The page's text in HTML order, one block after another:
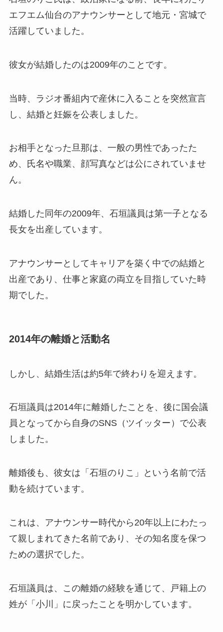
エフエム仙台のアナウンサーとして地元・宮城で
活躍していました。
彼女が結婚したのは2009年のことです。
当時、ラジオ番組内で産休に入ることを突然宣言
し、結婚と妊娠を公表しました。
お相手となった旦那は、一般の男性であったた
め、氏名や職業、顔写真などは公にされていませ
ん。
結婚した同年の2009年、石垣議員は第一子となる
長女を出産しています。
アナウンサーとしてキャリアを築く中での結婚と
出産であり、仕事と家庭の両立を目指していた時
期でした。
2014年の離婚と活動名
しかし、結婚生活は約5年で終わりを迎えます。
石垣議員は2014年に離婚したことを、後に国会議
員となってから自身のSNS（ツイッター）で公表
しました。
離婚後も、彼女は「石垣のりこ」という名前で活
動を続けています。
これは、アナウンサー時代から20年以上にわたっ
て親しまれてきた名前であり、その知名度を保つ
ための選択でした。
石垣議員は、この離婚の経験を通じて、戸籍上の
姓が「小川」に戻ったことを明かしています。